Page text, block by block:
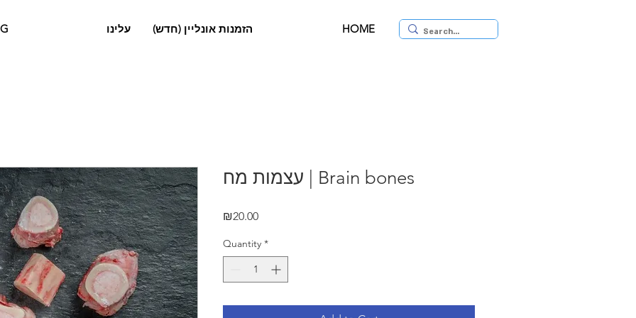
HOME הזמנות אונליין (חדש) עלינו
עצמות מח | Brain bones
₪20.00Price
Quantity *